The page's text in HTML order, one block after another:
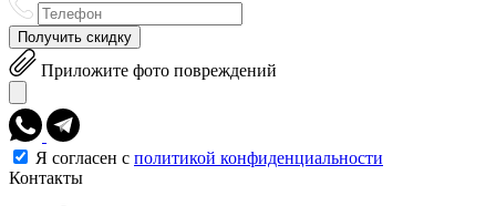
Получить скидку
Приложите фото повреждений
Я согласен с политикой конфиденциальности
Контакты